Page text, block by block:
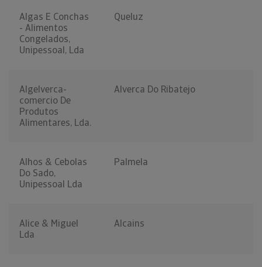
Algas E Conchas
- Alimentos
Congelados,
Unipessoal, Lda
Queluz
Algelverca-
comercio De
Produtos
Alimentares, Lda.
Alverca Do Ribatejo
Alhos & Cebolas
Do Sado,
Unipessoal Lda
Palmela
Alice & Miguel
Lda
Alcains